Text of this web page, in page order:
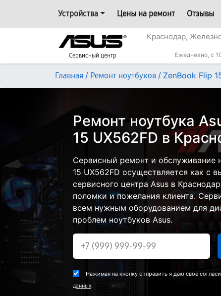
Устройства Цены на ремонт Отзывы
Сервисный центр
Краснодар,
Ежедневно, с
Главная / Ремонт ноутбуков / ZenBook Flip
Ремонт ноутбука
15 UX562FD в
Сервисный ремонт и обслуживание
15 UX562FD осуществляется как с
сервисного центра Asus в
поломки и пожелания клиента.
всем нужным оборудованием для
проблем ноутбуков Asus.
Нажимая на кнопку отправить я даю свое
данных.